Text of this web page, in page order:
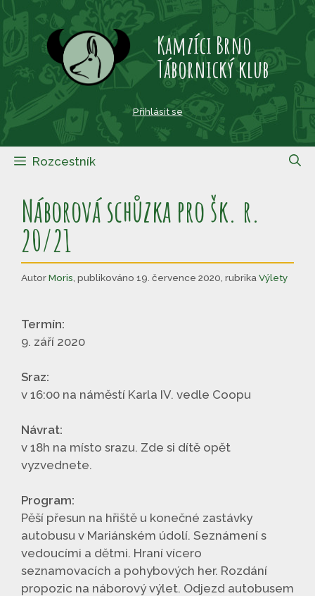
Přeskočit
obsah
Kamzíci Brno
Tábornický klub
Přihlásit se
Rozcestník
Náborová schůzka pro šk. r.
20/21
AutorMoris publikováno 19. července 2020 rubrika Výlety
Termín:
9. září 2020
Sraz:
v 16:00 na náměstí Karla IV. vedle Coopu
Návrat:
v 18h na místo srazu. Zde si dítě opět
vyzvednete.
Program:
Pěší přesun na hřiště u konečné zastávky
autobusu v Mariánském údolí. Seznámení s
vedoucími a dětmi. Hraní vícero
seznamovacích a pohybových her. Rozdání
propozic na náborový výlet. Odjezd autobusem